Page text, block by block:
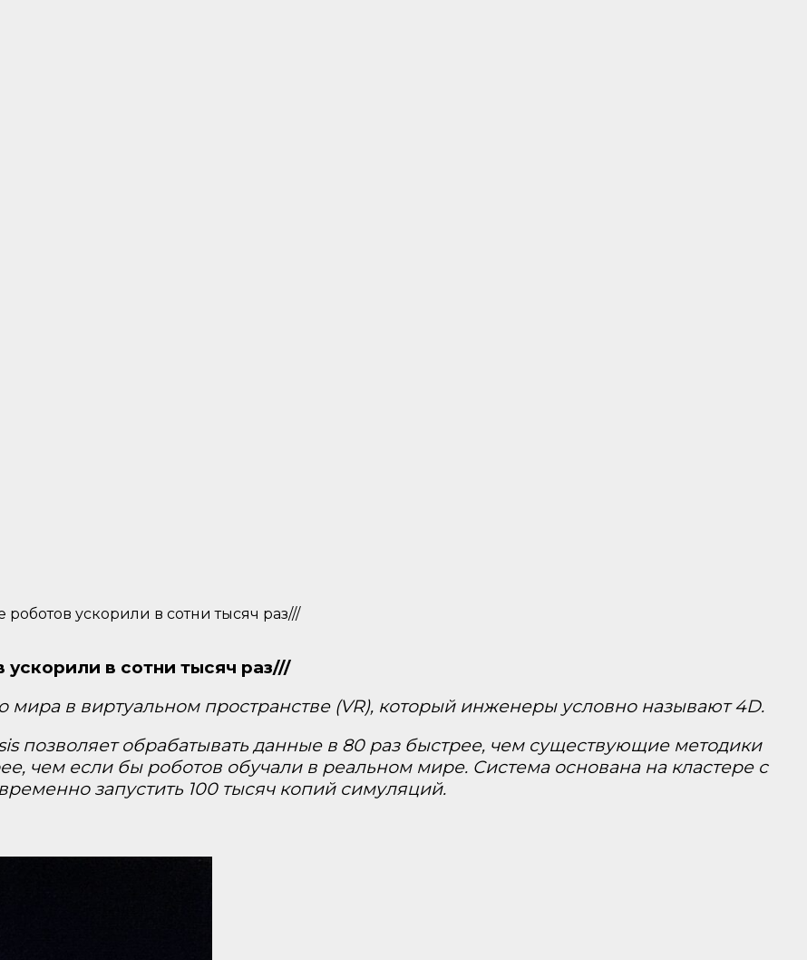
ускорили в сотни тысяч раз///
в сотни тысяч раз///
в виртуальном пространстве (VR), который инженеры условно называют 4D.
позволяет обрабатывать данные в 80 раз быстрее, чем существующие методики
чем если бы роботов обучали в реальном мире. Система основана на кластере с
запустить 100 тысяч копий симуляций.